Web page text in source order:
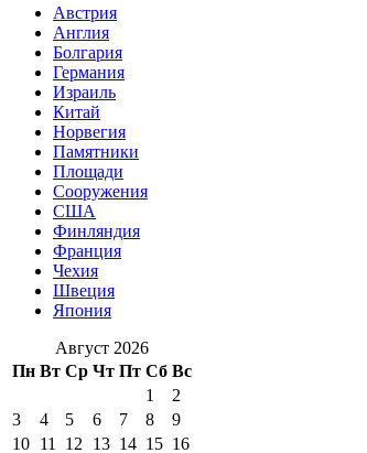
Австрия
Англия
Болгария
Германия
Израиль
Китай
Норвегия
Памятники
Площади
Сооружения
США
Финляндия
Франция
Чехия
Швеция
Япония
Август 2026
Пн Вт Ср Чт Пт Сб Вс
1
2
3
4 5 6 7 8
9
10 11 12 13 14 15 16